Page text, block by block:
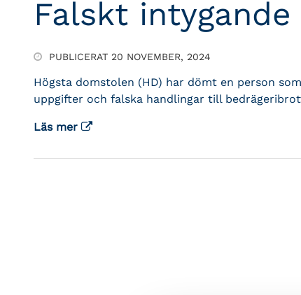
Falskt intygande
PUBLICERAT 20 NOVEMBER, 2024
Högsta domstolen (HD) har dömt en person
uppgifter och falska handlingar till
Läs mer